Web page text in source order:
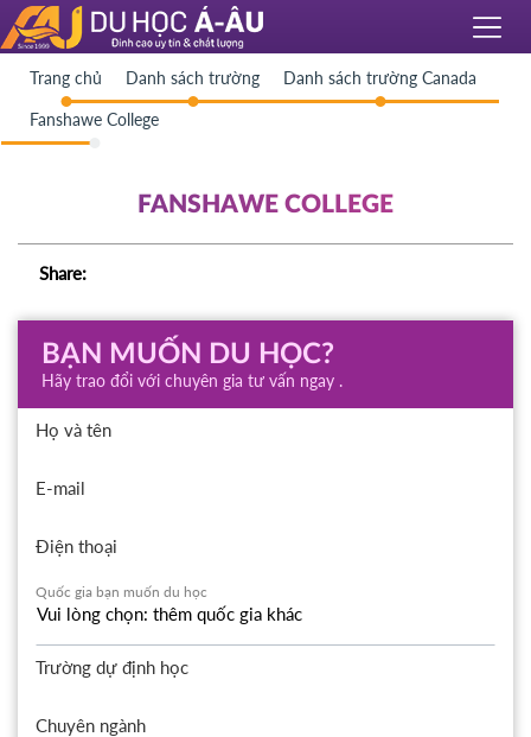
Trang chủ Danh sách trường Danh sách trường Canada
Fanshawe College
FANSHAWE COLLEGE
Share:
BẠN MUỐN DU HỌC?
Hãy trao đổi với chuyên gia tư vấn ngay .
Họ và tên
E-mail
Điện thoại
Quốc gia bạn muốn du học
Trường dự định học
Chuyên ngành